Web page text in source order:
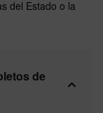
del Estado o la
de